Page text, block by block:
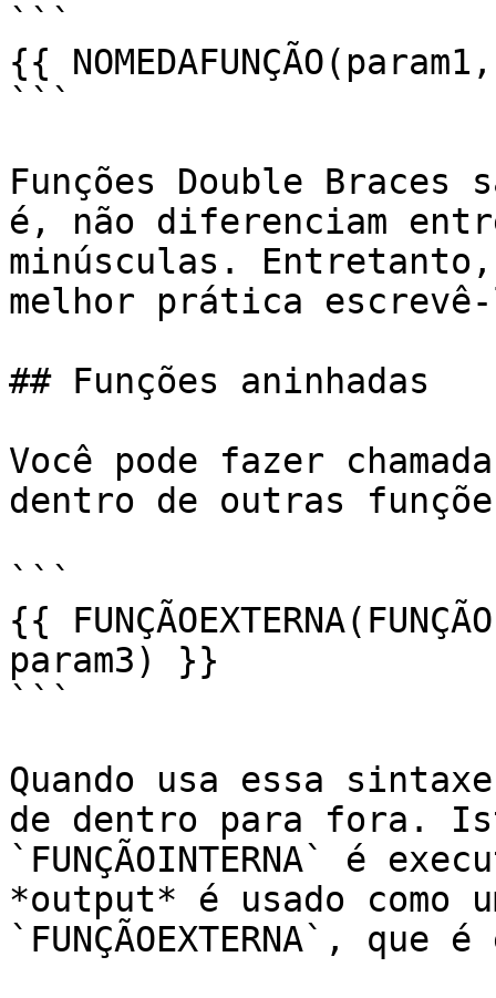
```
{{
```
Funções Double
é, não diferenciam
minúsculas. Entretanto,
melhor prática
## Funções aninhadas
Você pode fazer
dentro de outras
```
{{
param3) }}
```
Quando usa essa
de dentro para fora.
`FUNÇÃOINTERNA` é
*output* é usado como
`FUNÇÃOEXTERNA`,